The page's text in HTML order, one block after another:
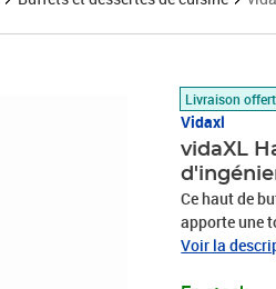
Livraison
Vidaxl
vidaXL
Ce haut de
apporte une
sa forme
Voir la
Prix 197,89€